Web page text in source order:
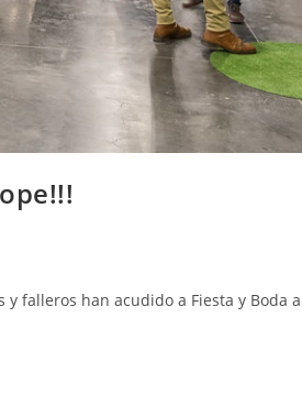
falleros han acudido a Fiesta y Boda a